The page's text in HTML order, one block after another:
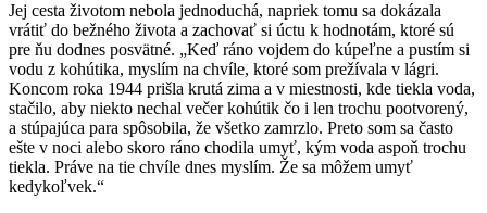
Jej cesta životom nebola jednoduchá, napriek tomu sa dokázala
vrátiť do bežného života a zachovať si úctu k hodnotám, ktoré sú
pre ňu dodnes posvätné. „Keď ráno vojdem do kúpeľne a pustím si
vodu z kohútika, myslím na chvíle, ktoré som prežívala v lágri.
Koncom roka 1944 prišla krutá zima a v miestnosti, kde tiekla voda,
stačilo, aby niekto nechal večer kohútik čo i len trochu pootvorený,
a stúpajúca para spôsobila, že všetko zamrzlo. Preto som sa často
ešte v noci alebo skoro ráno chodila umyť, kým voda aspoň trochu
tiekla. Práve na tie chvíle dnes myslím. Že sa môžem umyť
kedykoľvek.“